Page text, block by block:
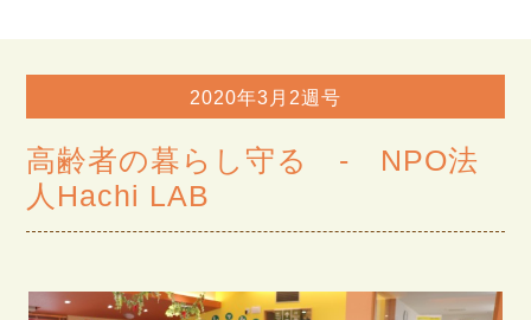
2020年3月2週号
高齢者の暮らし守る - NPO法
人Hachi LAB